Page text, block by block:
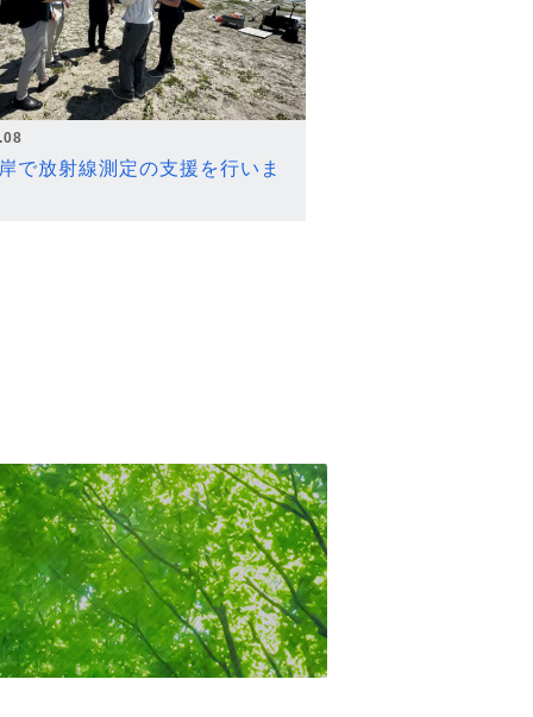
で放射線測定の支援を行いま